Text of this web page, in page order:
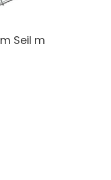
Seil m